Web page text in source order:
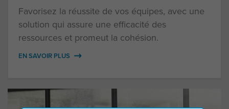
Favorisez la réussite de vos équipes, avec une
solution qui assure une efficacité des
ressources et promeut la cohésion.
EN SAVOIR PLUS